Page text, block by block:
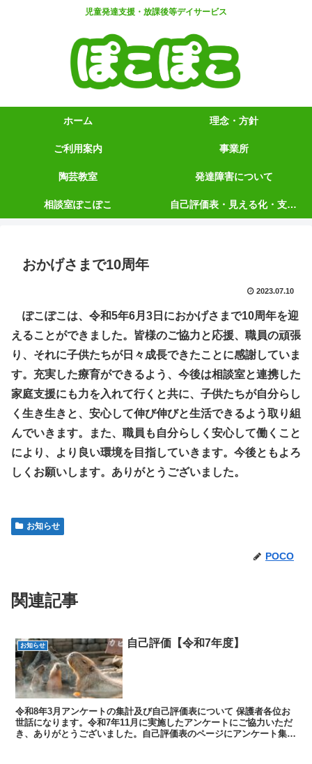
児童発達支援・放課後等デイサービス
ホーム 理念・方針
ご利用案内 事業所
陶芸教室 発達障害について
相談室ぽこぽこ 自己評価表・見える化・支援プログラム【5領域】
おかげさまで10周年
2023.07.10
ぽこぽこは、令和5年6月3日におかげさまで10周年を迎
えることができました。皆様のご協力と応援、職員の頑張
り、それに子供たちが日々成長できたことに感謝していま
す。充実した療育ができるよう、今後は相談室と連携した
家庭支援にも力を入れて行くと共に、子供たちが自分らし
く生き生きと、安心して伸び伸びと生活できるよう取り組
んでいきます。また、職員も自分らしく安心して働くこと
により、より良い環境を目指していきます。今後ともよろ
しくお願いします。ありがとうございました。
お知らせ
POCO
関連記事
お知らせ 自己評価【令和7年度】
令和8年3月アンケートの集計及び自己評価表について 保護者各位お
世話になります。令和7年11月に実施したアンケートにご協力いただ
き、ありがとうございました。自己評価表のページにアンケート集計